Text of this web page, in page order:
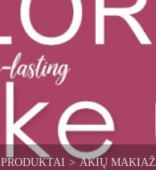
PRODUKTAI > AKIŲ